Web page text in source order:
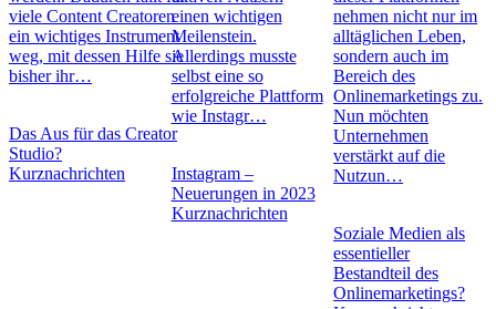
viele Content Creatoren
ein wichtiges Instrument
weg, mit dessen Hilfe sie
bisher ihr…
Das Aus für das Creator
Studio?
Kurznachrichten
einen wichtigen
Meilenstein.
Allerdings musste
selbst eine so
erfolgreiche Plattform
wie Instagr…
Instagram –
Neuerungen in 2023
Kurznachrichten
nehmen nicht nur im
alltäglichen Leben,
sondern auch im
Bereich des
Onlinemarketings zu.
Nun möchten
Unternehmen
verstärkt auf die
Nutzun…
Soziale Medien als
essentieller
Bestandteil des
Onlinemarketings?